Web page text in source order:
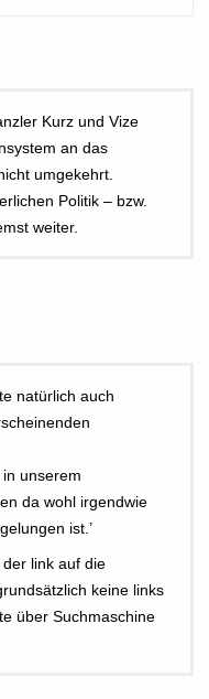
Kurz und Vize
an das
umgekehrt.
Politik – bzw.
weiter.
natürlich auch
unserem
da wohl irgendwie
ist.’
link auf die
keine links
über Suchmaschine